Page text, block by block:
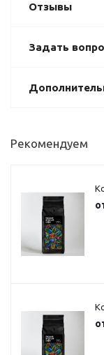
Отзывы
Задать
Рекомендуем